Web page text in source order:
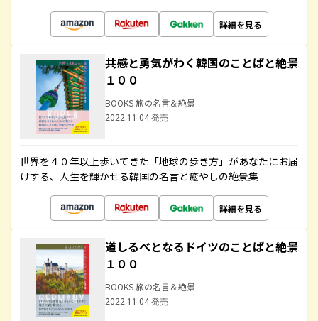
詳細を見る
共感と勇気がわく韓国のことばと絶景
１００
BOOKS 旅の名言＆絶景
2022.11.04 発売
世界を４０年以上歩いてきた「地球の歩き方」があなたにお届
けする、人生を輝かせる韓国の名言と癒やしの絶景集
詳細を見る
道しるべとなるドイツのことばと絶景
１００
BOOKS 旅の名言＆絶景
2022.11.04 発売